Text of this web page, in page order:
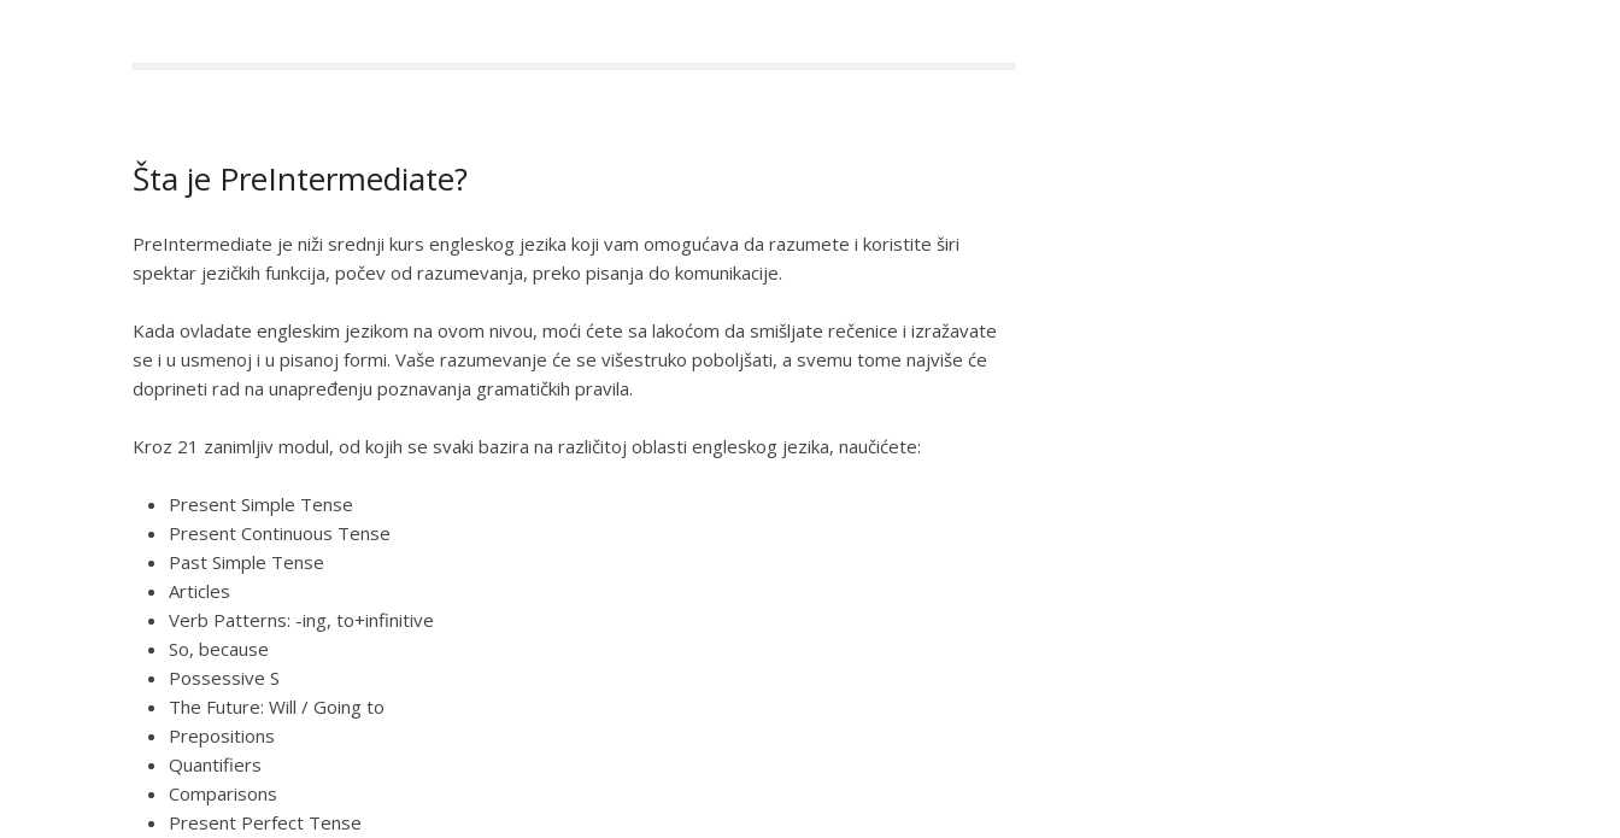
Šta je PreIntermediate?
PreIntermediate je niži srednji kurs engleskog jezika koji vam omogućava da razumete i koristite širi
spektar jezičkih funkcija, počev od razumevanja, preko pisanja do komunikacije.
Kada ovladate engleskim jezikom na ovom nivou, moći ćete sa lakoćom da smišljate rečenice i izražavate
se i u usmenoj i u pisanoj formi. Vaše razumevanje će se višestruko poboljšati, a svemu tome najviše će
doprineti rad na unapređenju poznavanja gramatičkih pravila.
Kroz 21 zanimljiv modul, od kojih se svaki bazira na različitoj oblasti engleskog jezika, naučićete:
Present Simple Tense
Present Continuous Tense
Past Simple Tense
Articles
Verb Patterns: -ing, to+infinitive
So, because
Possessive S
The Future: Will / Going to
Prepositions
Quantifiers
Comparisons
Present Perfect Tense